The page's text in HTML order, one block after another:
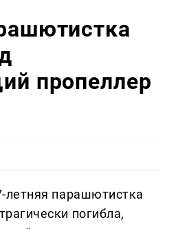
пропеллер
летняя парашютистка
погибла,